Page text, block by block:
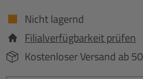
Nicht lagernd
Filialverfügbarkeit prüfen
Kostenloser Versand ab